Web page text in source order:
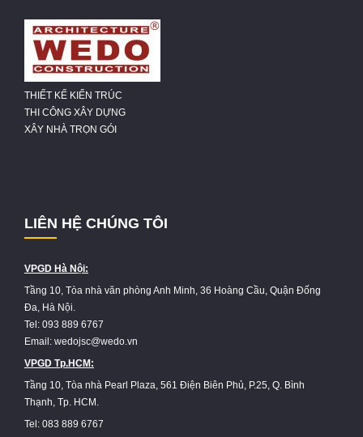
THIẾT KẾ KIẾN TRÚC
THI CÔNG XÂY DỰNG
XÂY NHÀ TRỌN GÓI
LIÊN HỆ CHÚNG TÔI
VPGD Hà Nội:
Tầng 10, Tòa nhà văn phòng Anh Minh, 36 Hoàng Cầu, Quận Đống
Đa, Hà Nội.
Tel: 093 889 6767
Email: wedojsc@wedo.vn
VPGD Tp.HCM:
Tầng 10, Tòa nhà Pearl Plaza, 561 Điện Biên Phủ, P.25, Q. Bình
Thạnh, Tp. HCM.
Tel: 083 889 6767